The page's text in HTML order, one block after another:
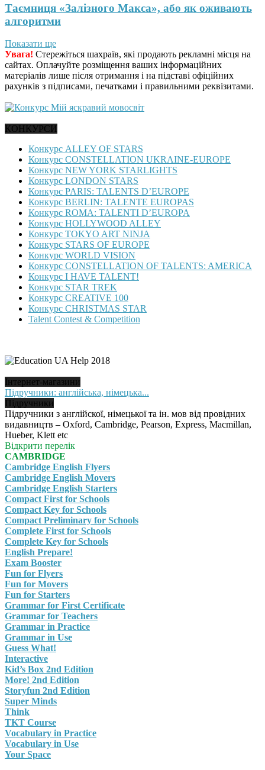
Таємниця «Залізного Макса», або як оживають
алгоритми
Показати ще
Увага! Стережіться шахраїв, які продають рекламні місця на
сайтах. Оплачуйте розміщення ваших інформаційних
матеріалів лише після отримання і на підставі офіційних
рахунків з підписами, печатками і правильними реквізитами.
КОНКУРСИ
Конкурс ALLEY OF STARS
Конкурс CONSTELLATION UKRAINE-EUROPE
Конкурс NEW YORK STARLIGHTS
Конкурс LONDON STARS
Конкурс PARIS: TALENTS D’EUROPE
Конкурс BERLIN: TALENTE EUROPAS
Конкурс ROMA: TALENTI D’EUROPA
Конкурс HOLLYWOOD ALLEY
Конкурс TOKYO ART NINJA
Конкурс STARS OF EUROPE
Конкурс WORLD VISION
Конкурс CONSTELLATION OF TALENTS: AMERICA
Конкурс I HAVE TALENT!
Конкурс STAR TREK
Конкурс CREATIVE 100
Конкурс CHRISTMAS STAR
Talent Contest & Competition
Інтернет-магазини
Підручники: англійська, німецька...
Підручники
Підручники з англійскої, німецької та ін. мов від провідних
видавництв – Oxford, Cambridge, Pearson, Express, Macmillan,
Hueber, Klett etc
Відкрити перелік
CAMBRIDGE
Cambridge English Flyers
Cambridge English Movers
Cambridge English Starters
Compact First for Schools
Compact Key for Schools
Compact Preliminary for Schools
Complete First for Schools
Complete Key for Schools
English Prepare!
Exam Booster
Fun for Flyers
Fun for Movers
Fun for Starters
Grammar for First Certificate
Grammar for Teachers
Grammar in Practice
Grammar in Use
Guess What!
Interactive
Kid’s Box 2nd Edition
More! 2nd Edition
Storyfun 2nd Edition
Super Minds
Think
TKT Course
Vocabulary in Practice
Vocabulary in Use
Your Space